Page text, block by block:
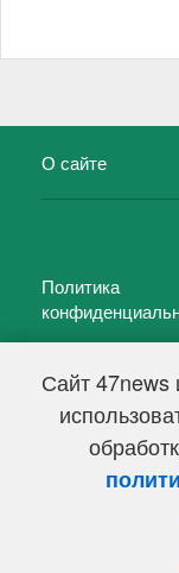
Сайт 47news
О сайте
Политика
47 новостей (47
Свидетельство о
Федеральной
информационных